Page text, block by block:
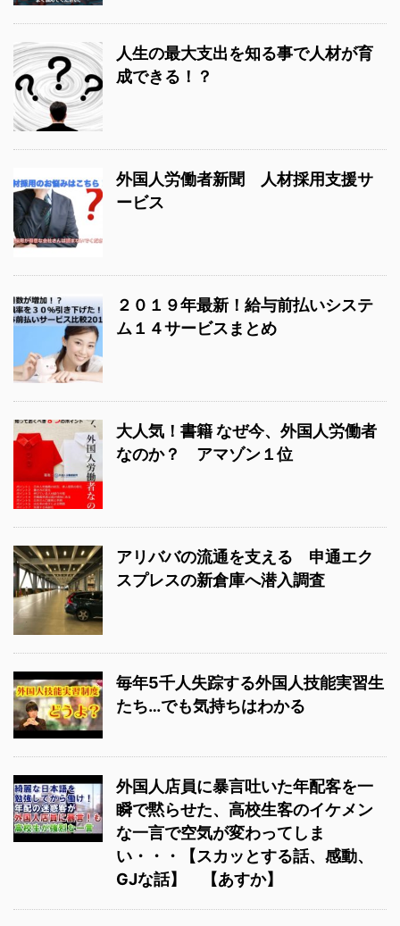
人生の最大支出を知る事で人材が育
成できる！？
外国人労働者新聞 人材採用支援サ
ービス
２０１９年最新！給与前払いシステ
ム１４サービスまとめ
大人気！書籍 なぜ今、外国人労働者
なのか？ アマゾン１位
アリババの流通を支える 申通エク
スプレスの新倉庫へ潜入調査
毎年5千人失踪する外国人技能実習生
たち…でも気持ちはわかる
外国人店員に暴言吐いた年配客を一
瞬で黙らせた、高校生客のイケメン
な一言で空気が変わってしま
い・・・【スカッとする話、感動、
GJな話】 【あすか】